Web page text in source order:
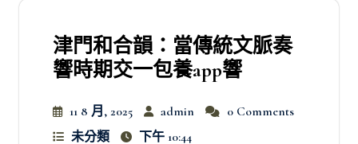
津門和合韻：當傳統文脈奏
響時期交一包養app響
11 8 月, 2025 admin
0 Comments
未分類
下午 10:44